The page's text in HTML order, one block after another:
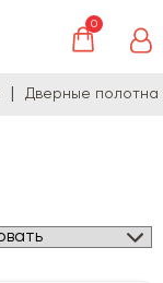
0
Дверные полотна